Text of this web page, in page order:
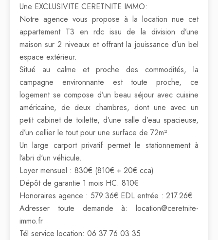
Une EXCLUSIVITE CERETNITE IMMO:
Notre agence vous propose à la location nue cet
appartement T3 en rdc issu de la division d’une
maison sur 2 niveaux et offrant la jouissance d’un bel
espace extérieur.
Situé au calme et proche des commodités, la
campagne environnante est toute proche, ce
logement se compose d’un beau séjour avec cuisine
américaine, de deux chambres, dont une avec un
petit cabinet de toilette, d’une salle d’eau spacieuse,
d’un cellier le tout pour une surface de 72m².
Un large carport privatif permet le stationnement à
l’abri d'un véhicule.
Loyer mensuel : 830€ (810€ + 20€ cca)
Dépôt de garantie 1 mois HC: 810€
Honoraires agence : 579.36€ EDL entrée : 217.26€
Adresser toute demande à: location@ceretnite-
immo.fr
Tél service location: 06 37 76 03 35